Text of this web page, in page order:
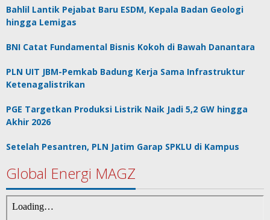
Bahlil Lantik Pejabat Baru ESDM, Kepala Badan Geologi
hingga Lemigas
BNI Catat Fundamental Bisnis Kokoh di Bawah Danantara
PLN UIT JBM-Pemkab Badung Kerja Sama Infrastruktur
Ketenagalistrikan
PGE Targetkan Produksi Listrik Naik Jadi 5,2 GW hingga
Akhir 2026
Setelah Pesantren, PLN Jatim Garap SPKLU di Kampus
Global Energi MAGZ